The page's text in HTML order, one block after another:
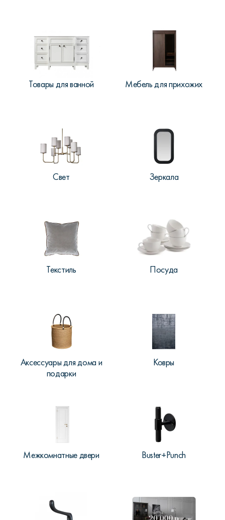
Товары для ванной Мебель для прихожих
Свет Зеркала
Текстиль Посуда
Аксессуары для дома и
подарки
Ковры
Межкомнатные двери Buster+Punch